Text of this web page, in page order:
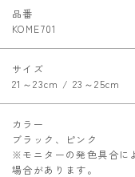
品番
KOME701
サイズ
21～23cm / 23～25cm
カラー
ブラック、ピンク
※モニターの発色具合に
場合があります。